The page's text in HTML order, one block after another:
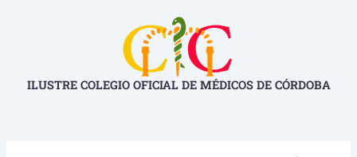
ILUSTRE COLEGIO OFICIAL DE MÉDICOS DE CÓRDOBA